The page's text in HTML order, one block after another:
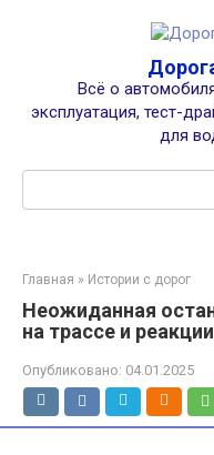
Всё о
эксплуатация, тест-
для
Главная » Истории с дорог
Неожиданная
на трассе и
Опубликовано: 04.01.2025